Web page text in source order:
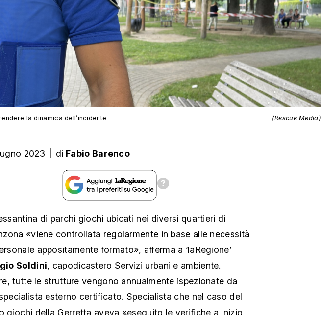
la dinamica dell’incidente (Rescue Media)
2023 di Fabio Barenco
di parchi giochi ubicati nei diversi quartieri di
«viene controllata regolarmente in base alle necessità
appositamente formato», afferma a ‘laRegione’
Soldini, capodicastero Servizi urbani e ambiente.
tutte le strutture vengono annualmente ispezionate da
esterno certificato. Specialista che nel caso del
giochi della Gerretta aveva «eseguito le verifiche a inizio